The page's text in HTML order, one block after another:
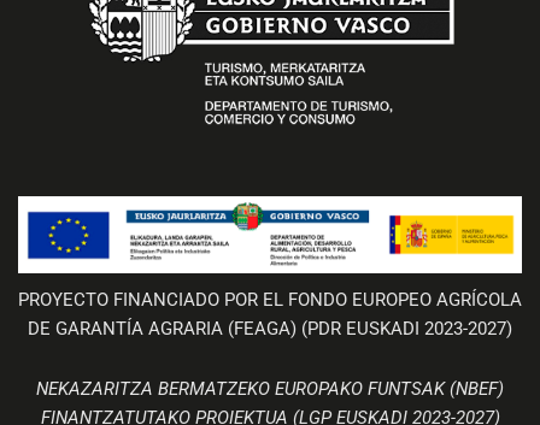
PROYECTO FINANCIADO POR EL FONDO EUROPEO AGRÍCOLA
DE GARANTÍA AGRARIA (FEAGA) (PDR EUSKADI 2023-2027)
NEKAZARITZA BERMATZEKO EUROPAKO FUNTSAK (NBEF)
FINANTZATUTAKO PROIEKTUA (LGP EUSKADI 2023-2027)